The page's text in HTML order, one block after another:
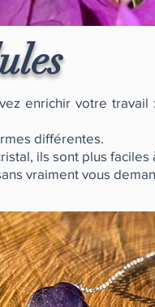
enrichir votre
différentes.
ils sont plus
vraiment vous